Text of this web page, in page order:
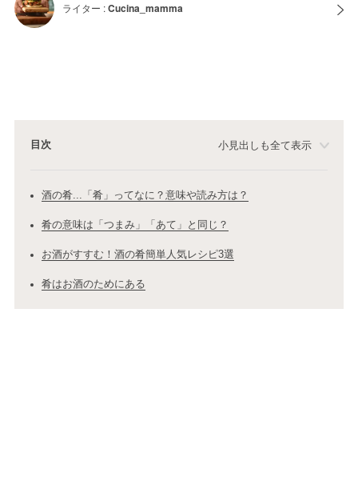
ライター :Cucina_mamma
目次 小見出しも全て表示
酒の肴...「肴」ってなに？意味や読み方は？
肴の意味は「つまみ」「あて」と同じ？
お酒がすすむ！酒の肴簡単人気レシピ3選
肴はお酒のためにある